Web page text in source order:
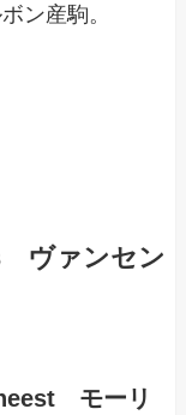
ン産駒。
ヴァンセン
モーリ